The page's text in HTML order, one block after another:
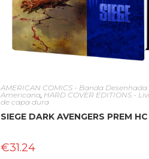
AMERICAN COMICS - Banda Desenhada
Americana, HARD COVER EDITIONS -
de capa dura
SIEGE DARK AVENGERS PREM HC
€31.24